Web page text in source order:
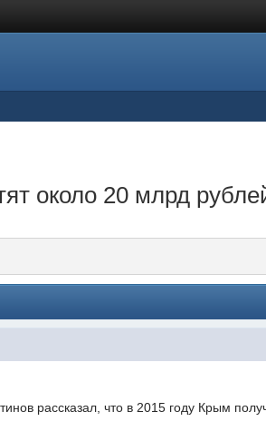
около 20 млрд
рассказал, что в 2015 году Крым